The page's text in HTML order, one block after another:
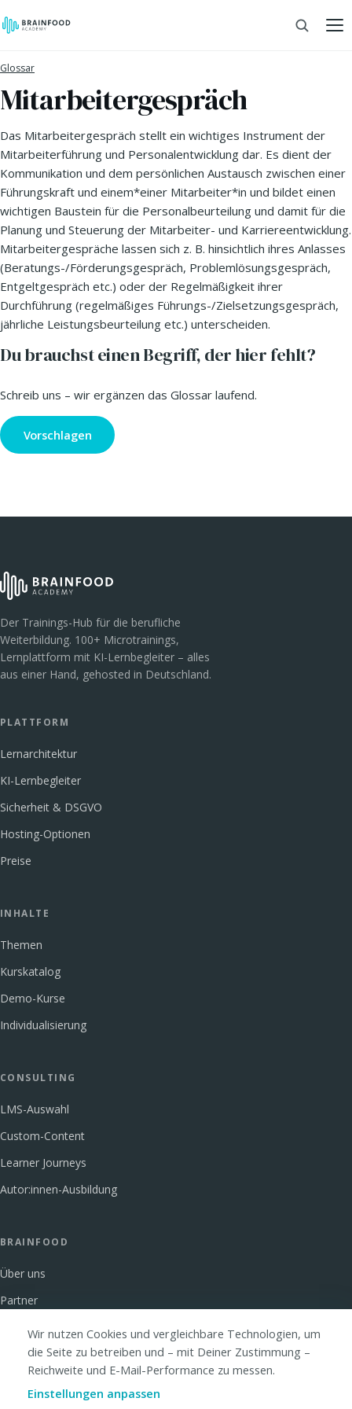
Glossar
Mitarbeitergespräch
Das Mitarbeitergespräch stellt ein wichtiges Instrument der
Mitarbeiterführung und Personalentwicklung dar. Es dient der
Kommunikation und dem persönlichen Austausch zwischen einer
Führungskraft und einem*einer Mitarbeiter*in und bildet einen
wichtigen Baustein für die Personalbeurteilung und damit für die
Planung und Steuerung der Mitarbeiter- und Karriereentwicklung.
Mitarbeitergespräche lassen sich z. B. hinsichtlich ihres Anlasses
(Beratungs-/Förderungsgespräch, Problemlösungsgespräch,
Entgeltgespräch etc.) oder der Regelmäßigkeit ihrer
Durchführung (regelmäßiges Führungs-/Zielsetzungsgespräch,
jährliche Leistungsbeurteilung etc.) unterscheiden.
Du brauchst einen Begriff, der hier fehlt?
Schreib uns – wir ergänzen das Glossar laufend.
Vorschlagen
Der Trainings-Hub für die berufliche
Weiterbildung. 100+ Microtrainings,
Lernplattform mit KI-Lernbegleiter – alles
aus einer Hand, gehosted in Deutschland.
PLATTFORM
Lernarchitektur
KI-Lernbegleiter
Sicherheit & DSGVO
Hosting-Optionen
Preise
INHALTE
Themen
Kurskatalog
Demo-Kurse
Individualisierung
CONSULTING
LMS-Auswahl
Custom-Content
Learner Journeys
Autor:innen-Ausbildung
BRAINFOOD
Über uns
Partner
GlossarWir nutzen Cookies und vergleichbare Technologien, um
die Seite zu betreiben und – mit Deiner Zustimmung –
Reichweite und E-Mail-Performance zu messen.
Einstellungen anpassen